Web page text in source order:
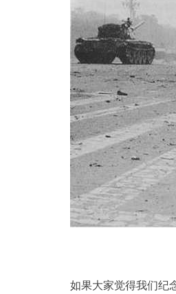
如果大家觉得我们纪